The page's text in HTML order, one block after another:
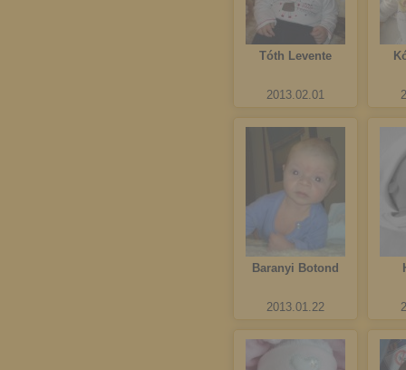
Tóth Levente
2013.02.01
Baranyi Botond
2013.01.22